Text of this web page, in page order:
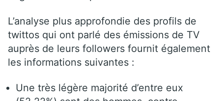
L’analyse plus approfondie des profils de
twittos qui ont parlé des émissions de TV
auprès de leurs followers fournit également
les informations suivantes :
Une très légère majorité d’entre eux